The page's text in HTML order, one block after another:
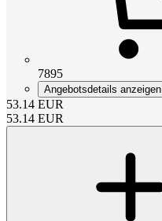
7895
Angebotsdetails anzeigen
53.14 EUR
53.14 EUR